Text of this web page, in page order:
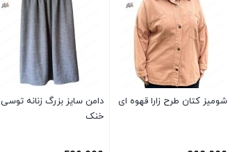
شومیز کتان طرح زارا قهوه ای
دامن سایز بزرگ زنانه توسی
خنک